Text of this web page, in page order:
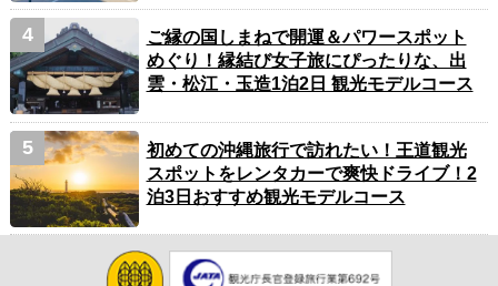
ご縁の国しまねで開運＆パワースポット
めぐり！縁結び女子旅にぴったりな、出
雲・松江・玉造1泊2日 観光モデルコース
初めての沖縄旅行で訪れたい！王道観光
スポットをレンタカーで爽快ドライブ！2
泊3日おすすめ観光モデルコース